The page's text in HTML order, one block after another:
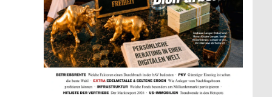
Apple-Aktie nach
Quartalszahlen: Ist der
Kursrückgang jetzt eine
Kaufchance?
mehr